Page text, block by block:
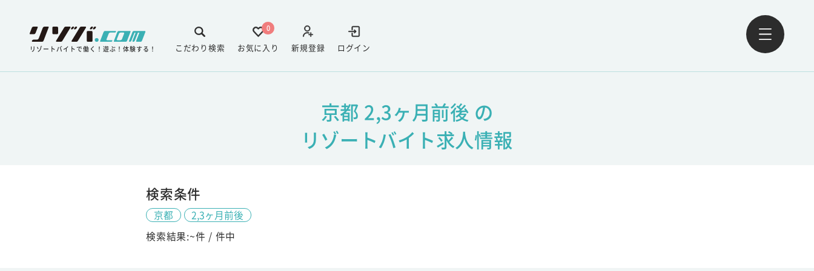
リゾートバイトで働く！遊ぶ！体験する！ ログイン
新規登録
0
お気に入り
こだわり検索
京都 2,3ヶ月前後 の
リゾートバイト求人情報
検索条件
京都
2,3ヶ月前後
検索結果:~件 / 件中